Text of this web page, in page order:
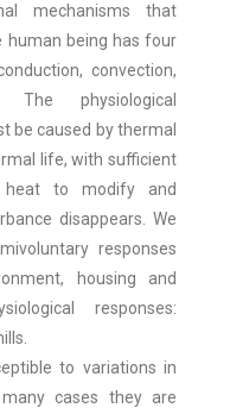
mechanisms that
human being has four
convection,
physiological
be caused by thermal
life, with sufficient
to modify and
disappears. We
responses
housing and
responses:
to variations in
cases they are